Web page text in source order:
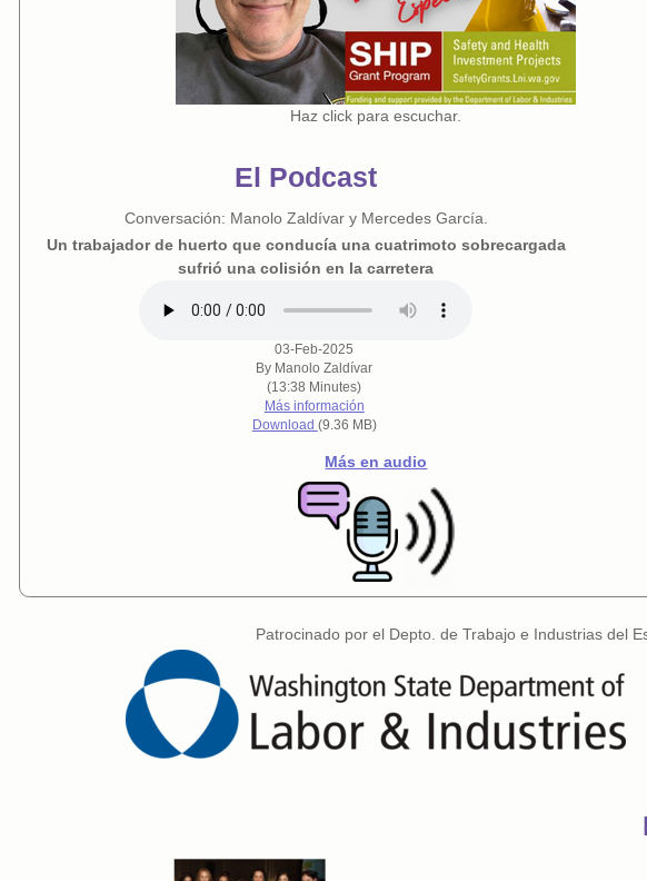
Haz click para escuchar.
El Podcast
Conversación: Manolo Zaldívar y Mercedes García.
Un trabajador de huerto que conducía una cuatrimoto sobrecargada
sufrió una colisión en la carretera
03-Feb-2025
By Manolo Zaldívar
(13:38 Minutes)
Más información
Download (9.36 MB)
Más en audio
Patrocinado por el Depto. de Trabajo e Industrias del